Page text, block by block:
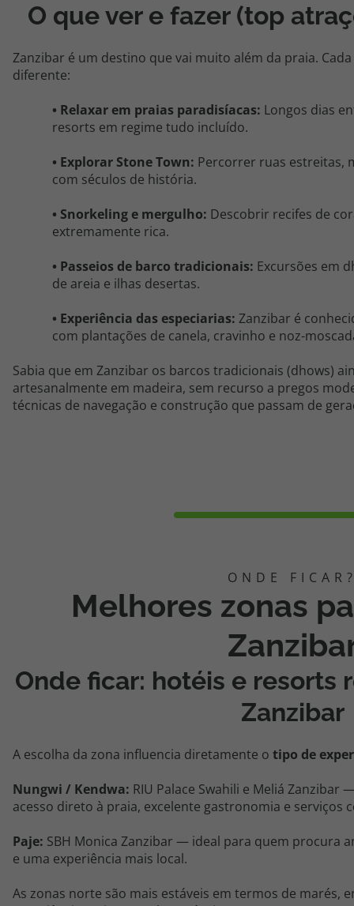
O que ver e fazer (top
Zanzibar é um destino que vai muito além da praia. C
diferente:
• Relaxar em praias paradisíacas: Longos dias
resorts em regime tudo incluído.
• Explorar StoneTown: Percorrer ruas estreitas,
com séculos de história.
• Snorkeling e mergulho: Descobrir recifes de
extremamente rica.
• Passeios de barco tradicionais: Excursões em
de areia e ilhas desertas.
• Experiência das especiarias: Zanzibar é
com plantações de canela, cravinho e noz-
Sabia que em Zanzibar os barcos tradicionais (dhows)
artesanalmente em madeira, sem recurso a pregos
técnicas de navegação e construção que passam de
Melhores zonas
Onde ficar: hotéis e resorts
Zanzibar
A escolha da zona influencia diretamente o tipo de
Nungwi / Kendwa: RIU Palace Swahili e Meliá Zanzibar
acesso direto à praia, excelente gastronomia e serviços
Paje: SBH Monica Zanzibar — ideal para quem procura
e uma experiência mais local.
As zonas norte são mais estáveis em termos de marés,